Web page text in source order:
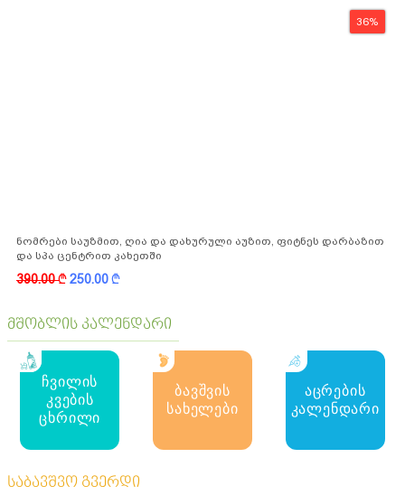
36%
ნომრები საუზმით, ღია და დახურული აუზით, ფიტნეს დარბაზით
და სპა ცენტრით კახეთში
390.00k250.00k
მშობლის კალენდარი
ჩვილის
კვების
ცხრილი
ბავშვის
სახელები
აცრების
კალენდარი
საბავშვო გვერდი